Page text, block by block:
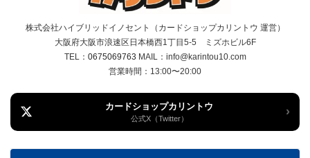
株式会社ハイブリッドイノセント（カードショップカリントウ 運営）
大阪府大阪市浪速区日本橋西1丁目5-5 ミズホビル6F
TEL： 0675069763 MAIL：info@karintou10.com
営業時間：13:00〜20:00
カードショップカリントウ
公式X（Twitter） ›